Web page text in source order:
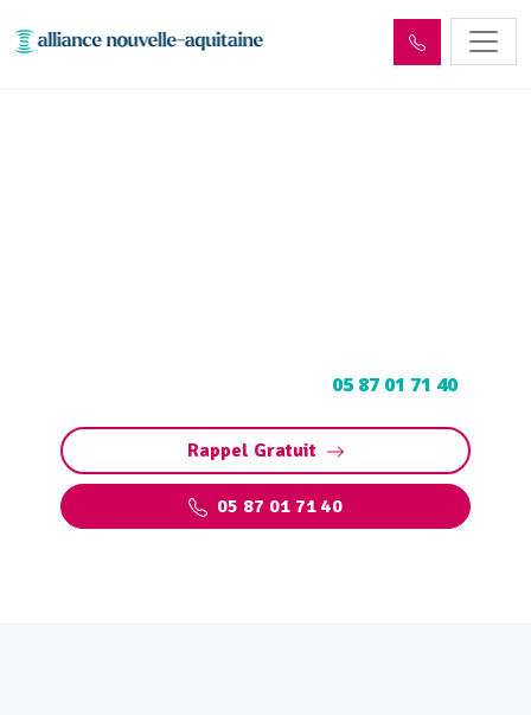
05 87 01 71 40
Rappel Gratuit
05 87 01 71 40